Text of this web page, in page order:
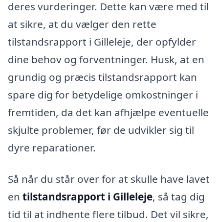
deres vurderinger. Dette kan være med til
at sikre, at du vælger den rette
tilstandsrapport i Gilleleje, der opfylder
dine behov og forventninger. Husk, at en
grundig og præcis tilstandsrapport kan
spare dig for betydelige omkostninger i
fremtiden, da det kan afhjælpe eventuelle
skjulte problemer, før de udvikler sig til
dyre reparationer.
Så når du står over for at skulle have lavet
en tilstandsrapport i Gilleleje, så tag dig
tid til at indhente flere tilbud. Det vil sikre,